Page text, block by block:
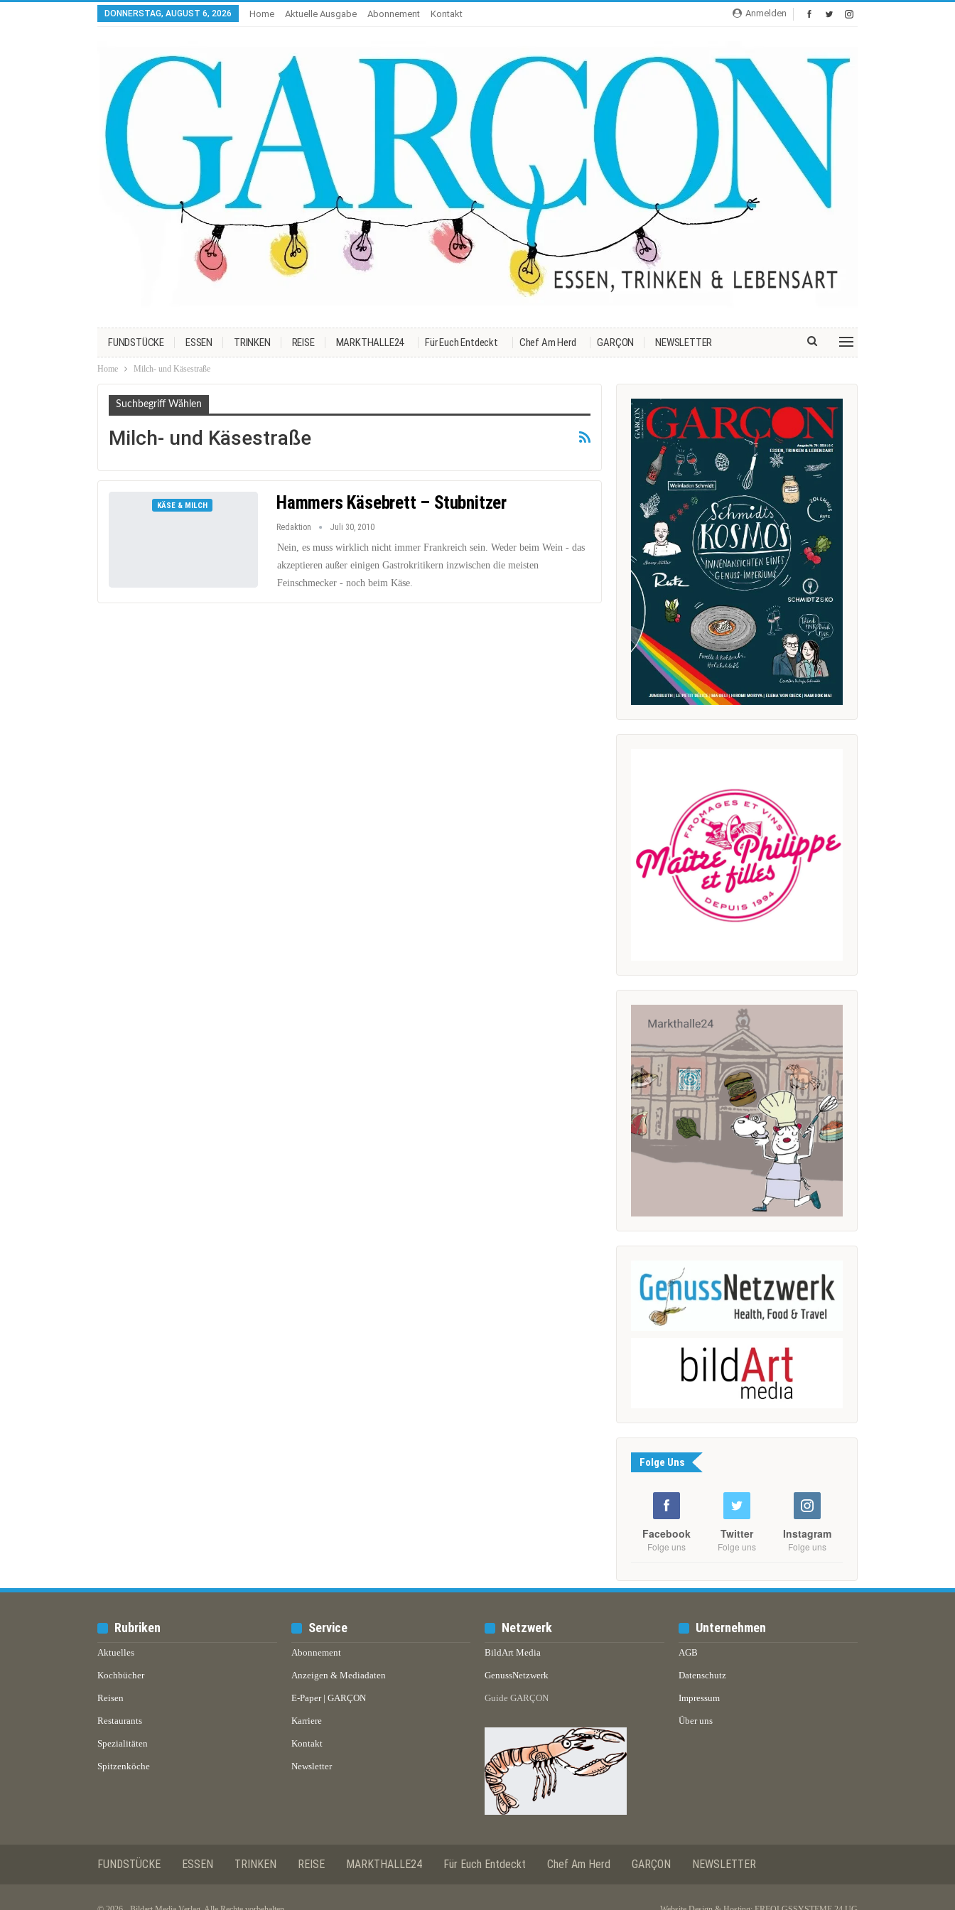
Anmelden
DONNERSTAG, AUGUST 6, 2026 Home Aktuelle Ausgabe Abonnement Kontakt
FUNDSTÜCKE ESSEN TRINKEN REISE MARKTHALLE24 Für Euch Entdeckt Chef Am Herd GARÇON NEWSLETTER
Home Milch- und Käsestraße
Suchbegriff Wählen
Milch- und Käsestraße
KÄSE & MILCH Hammers Käsebrett – Stubnitzer
Redaktion Juli 30, 2010
Nein, es muss wirklich nicht immer Frankreich sein. Weder beim Wein - das
akzeptieren außer einigen Gastrokritikern inzwischen die meisten
Feinschmecker - noch beim Käse.
Folge Uns
Facebook
Folge uns
Twitter
Folge uns
Instagram
Folge uns
Rubriken
Aktuelles
Kochbücher
Reisen
Restaurants
Spezialitäten
Spitzenköche
Service
Abonnement
Anzeigen & Mediadaten
E-Paper | GARÇON
Karriere
Kontakt
Newsletter
Netzwerk
BildArt Media
GenussNetzwerk
Guide GARÇON
Unternehmen
AGB
Datenschutz
Impressum
Über uns
FUNDSTÜCKE ESSEN TRINKEN REISE MARKTHALLE24 Für Euch Entdeckt Chef Am Herd GARÇON NEWSLETTER